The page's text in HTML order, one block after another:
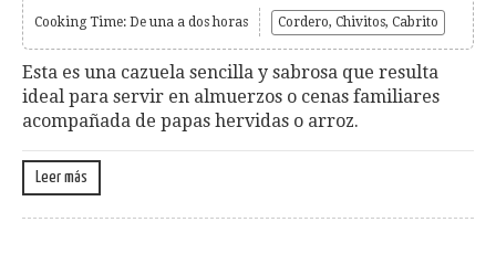
Cooking Time: De una a dos horas Cordero, Chivitos, Cabrito
Esta es una cazuela sencilla y sabrosa que resulta
ideal para servir en almuerzos o cenas familiares
acompañada de papas hervidas o arroz.
Leer más